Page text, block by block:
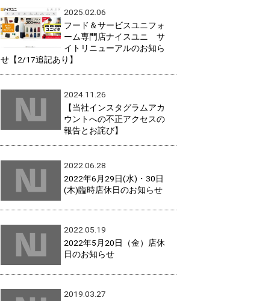
2025.02.06
フード＆サービスユニフォ
ーム専門店ナイスユニ サ
イトリニューアルのお知ら
せ【2/17追記あり】
2024.11.26
【当社インスタグラムアカ
ウントへの不正アクセスの
報告とお詫び】
2022.06.28
2022年6月29日(水)・30日
(木)臨時店休日のお知らせ
2022.05.19
2022年5月20日（金）店休
日のお知らせ
2019.03.27